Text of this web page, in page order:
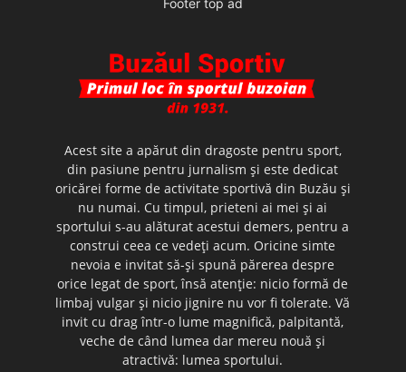
Footer top ad
Acest site a apărut din dragoste pentru sport,
din pasiune pentru jurnalism şi este dedicat
oricărei forme de activitate sportivă din Buzău şi
nu numai. Cu timpul, prieteni ai mei şi ai
sportului s-au alăturat acestui demers, pentru a
construi ceea ce vedeţi acum. Oricine simte
nevoia e invitat să-şi spună părerea despre
orice legat de sport, însă atenţie: nicio formă de
limbaj vulgar şi nicio jignire nu vor fi tolerate. Vă
invit cu drag într-o lume magnifică, palpitantă,
veche de când lumea dar mereu nouă şi
atractivă: lumea sportului.